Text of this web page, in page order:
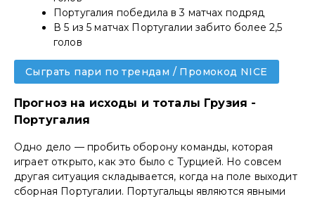
Португалия победила в 3 матчах подряд
В 5 из 5 матчах Португалии забито более 2,5
голов
Сыграть пари по трендам / Промокод NICE
Прогноз на исходы и тоталы Грузия -
Португалия
Одно дело — пробить оборону команды, которая
играет открыто, как это было с Турцией. Но совсем
другая ситуация складывается, когда на поле выходит
сборная Португалии. Португальцы являются явными